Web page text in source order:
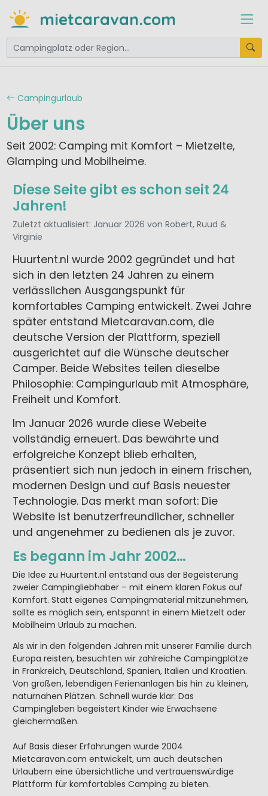
mietcaravan.com
Campingurlaub
Über uns
Seit 2002: Camping mit Komfort – Mietzelte,
Glamping und Mobilheime.
Diese Seite gibt es schon seit 24
Jahren!
Zuletzt aktualisiert: Januar 2026 von Robert, Ruud &
Virginie
Huurtent.nl wurde 2002 gegründet und hat
sich in den letzten 24 Jahren zu einem
verlässlichen Ausgangspunkt für
komfortables Camping entwickelt. Zwei Jahre
später entstand Mietcaravan.com, die
deutsche Version der Plattform, speziell
ausgerichtet auf die Wünsche deutscher
Camper. Beide Websites teilen dieselbe
Philosophie: Campingurlaub mit Atmosphäre,
Freiheit und Komfort.
Im Januar 2026 wurde diese Webeite
vollständig erneuert. Das bewährte und
erfolgreiche Konzept blieb erhalten,
präsentiert sich nun jedoch in einem frischen,
modernen Design und auf Basis neuester
Technologie. Das merkt man sofort: Die
Website ist benutzerfreundlicher, schneller
und angenehmer zu bedienen als je zuvor.
Es begann im Jahr 2002…
Die Idee zu Huurtent.nl entstand aus der Begeisterung
zweier Campingliebhaber – mit einem klaren Fokus auf
Komfort. Statt eigenes Campingmaterial mitzunehmen,
sollte es möglich sein, entspannt in einem Mietzelt oder
Mobilheim Urlaub zu machen.
Als wir in den folgenden Jahren mit unserer Familie durch
Europa reisten, besuchten wir zahlreiche Campingplätze
in Frankreich, Deutschland, Spanien, Italien und Kroatien.
Von großen, lebendigen Ferienanlagen bis hin zu kleinen,
naturnahen Plätzen. Schnell wurde klar: Das
Campingleben begeistert Kinder wie Erwachsene
gleichermaßen.
Auf Basis dieser Erfahrungen wurde 2004
Mietcaravan.com entwickelt, um auch deutschen
Urlaubern eine übersichtliche und vertrauenswürdige
Plattform für komfortables Camping zu bieten.